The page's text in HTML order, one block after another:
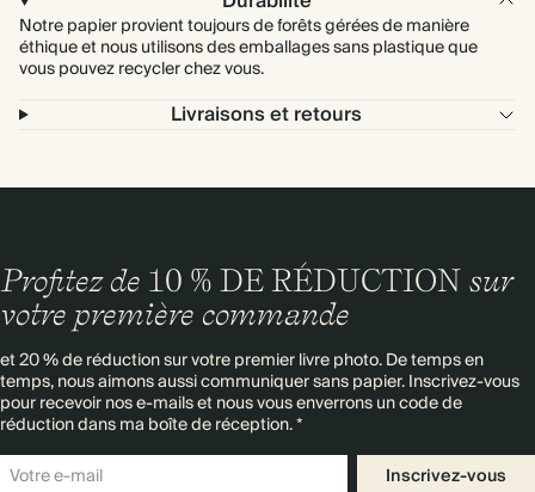
Notre papier provient toujours de forêts gérées de manière
éthique et nous utilisons des emballages sans plastique que
vous pouvez recycler chez vous.
Livraisons et retours
Profitez de 10 % DE RÉDUCTION sur
votre première commande
et 20 % de réduction sur votre premier livre photo. De temps en
temps, nous aimons aussi communiquer sans papier. Inscrivez-vous
pour recevoir nos e-mails et nous vous enverrons un code de
réduction dans ma boîte de réception. *
Inscrivez-vous